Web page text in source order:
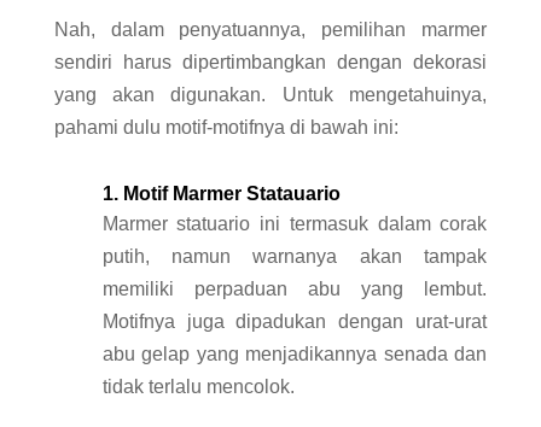
Nah, dalam penyatuannya, pemilihan marmer
sendiri harus dipertimbangkan dengan dekorasi
yang akan digunakan. Untuk mengetahuinya,
pahami dulu motif-motifnya di bawah ini:
1. Motif Marmer Statauario
Marmer statuario ini termasuk dalam corak
putih, namun warnanya akan tampak
memiliki perpaduan abu yang lembut.
Motifnya juga dipadukan dengan urat-urat
abu gelap yang menjadikannya senada dan
tidak terlalu mencolok.